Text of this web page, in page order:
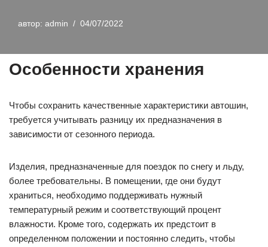
автор: admin 04/07/2022
Особенности хранения
Чтобы сохранить качественные характеристики автошин,
требуется учитывать разницу их предназначения в
зависимости от сезонного периода.
Изделия, предназначенные для поездок по снегу и льду,
более требовательны. В помещении, где они будут
храниться, необходимо поддерживать нужный
температурный режим и соответствующий процент
влажности. Кроме того, содержать их предстоит в
определенном положении и постоянно следить, чтобы